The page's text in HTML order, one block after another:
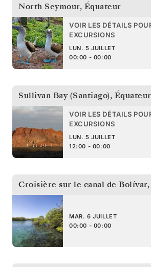
North Seymour, Équateur
VOIR LES DÉTAILS
EXCURSIONS
LUN. 5 JUILLET
00:00 - 00:00
Sullivan Bay (Santiago), Équateur
VOIR LES DÉTAILS
EXCURSIONS
LUN. 5 JUILLET
12:00 - 00:00
Croisière sur le canal de Bolívar,
MAR. 6 JUILLET
00:00 - 00:00